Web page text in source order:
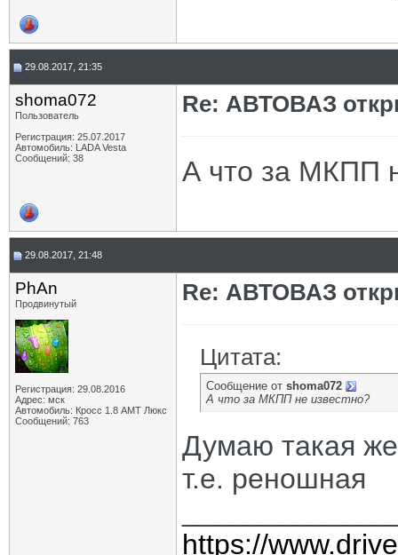
29.08.2017, 21:35
shoma072
Пользователь
Регистрация: 25.07.2017
Автомобиль: LADA Vesta
Сообщений: 38
Re: АВТОВАЗ
А что за МКПП
29.08.2017, 21:48
PhAn
Продвинутый
Регистрация: 29.08.2016
Адрес: мск
Автомобиль: Кросс 1.8 АМТ Люкс
Сообщений: 763
Re: АВТОВАЗ
Цитата:
Сообщение от shoma072
А что за МКПП не известно?
Думаю такая же
т.е. реношная
https://